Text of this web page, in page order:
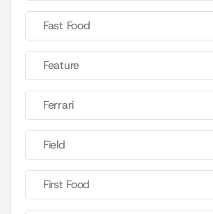
Fast Food
Feature
Ferrari
Field
First Food